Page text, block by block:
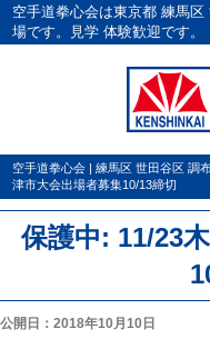
空手道拳心会は東京都 練馬
場です。見学 体験歓迎です。
空手道拳心会 | 練馬区 世田谷区 調
津市大会出場者募集10/13締切
保護中: 11/23
公開日：2018年10月10日